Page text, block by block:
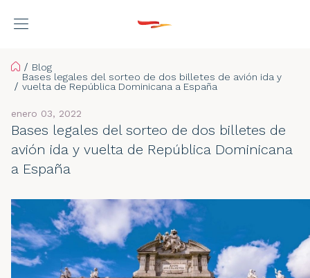
Home
Blog
Bases legales del sorteo de dos billetes de avión ida y
vuelta de República Dominicana a España
Bases legales del sorteo de dos billetes de
avión ida y vuelta de República Dominicana
a España
enero 03, 2022